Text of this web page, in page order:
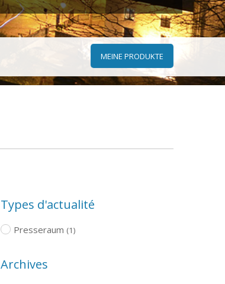
MEINE PRODUKTE
Types d'actualité
Presseraum (1)
Archives